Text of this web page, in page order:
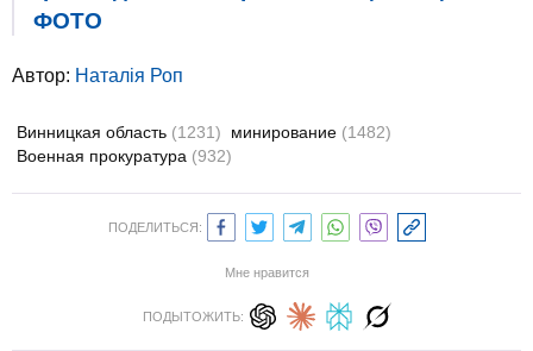
ФОТО
Автор: Наталія Роп
Винницкая область (1231) минирование (1482)
Военная прокуратура (932)
ПОДЕЛИТЬСЯ:
Мне нравится
ПОДЫТОЖИТЬ: